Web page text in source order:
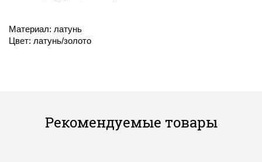
Материал: латунь
Цвет: латунь/золото
Рекомендуемые товары